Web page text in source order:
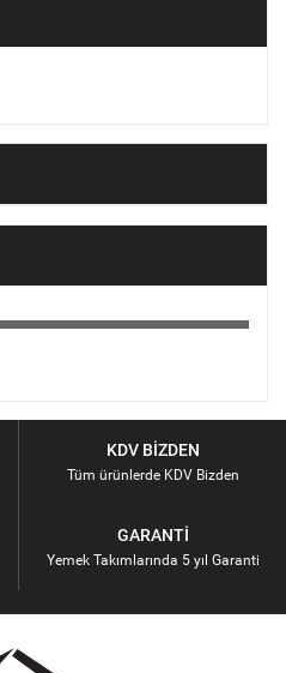
KDV BIZDEN
Tüm ürünlerde KDV Bizden
GARANTI
Yemek Takımlarında 5 yıl Garanti